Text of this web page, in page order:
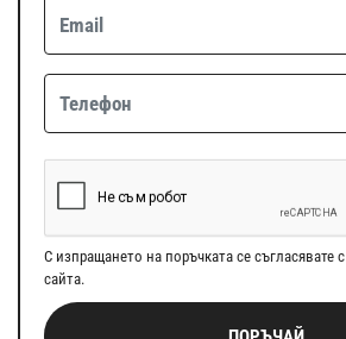
С изпращането на поръчката се съгласявате с
сайта.